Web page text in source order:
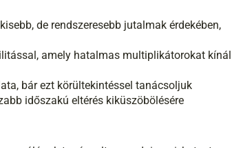
de rendszeresebb jutalmak érdekében,
amely hatalmas multiplikátorokat kínál
bár ezt körültekintéssel tanácsoljuk
időszakú eltérés kiküszöbölésére